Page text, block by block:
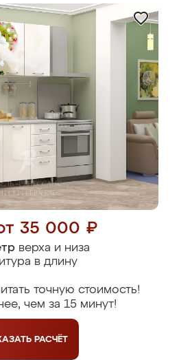
35 000 ₽
верха и низа
в длину
точную стоимость!
чем за 15 минут!
РАСЧЁТ